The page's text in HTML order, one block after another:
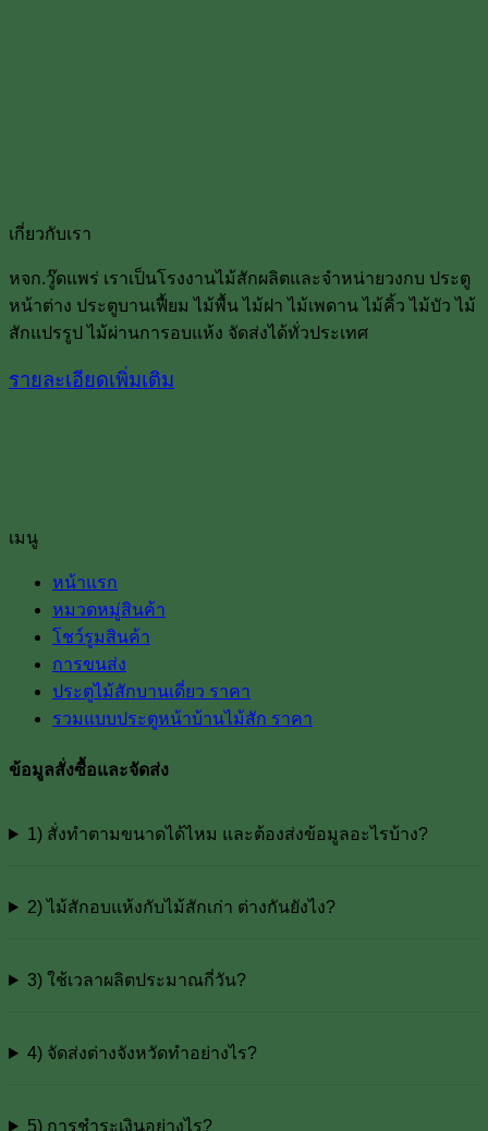
เกี่ยวกับเรา
หจก.วู๊ดแพร่ เราเป็นโรงงานไม้สักผลิตและจำหน่ายวงกบ ประตู
หน้าต่าง ประตูบานเฟื้ยม ไม้พื้น ไม้ฝา ไม้เพดาน ไม้คิ้ว ไม้บัว ไม้
สักแปรรูป ไม้ผ่านการอบแห้ง จัดส่งได้ทั่วประเทศ
รายละเอียดเพิ่มเติม
เมนู
หน้าแรก
หมวดหมู่สินค้า
โชว์รูมสินค้า
การขนส่ง
ประตูไม้สักบานเดี่ยว ราคา
รวมแบบประตูหน้าบ้านไม้สัก ราคา
ข้อมูลสั่งซื้อและจัดส่ง
1) สั่งทำตามขนาดได้ไหม และต้องส่งข้อมูลอะไรบ้าง?
2) ไม้สักอบแห้งกับไม้สักเก่า ต่างกันยังไง?
3) ใช้เวลาผลิตประมาณกี่วัน?
4) จัดส่งต่างจังหวัดทำอย่างไร?
5) การชำระเงินอย่างไร?